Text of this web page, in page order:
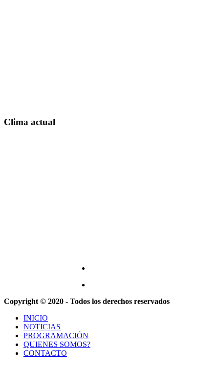
Clima actual
Copyright © 2020 - Todos los derechos reservados
INICIO
NOTICIAS
PROGRAMACIÓN
QUIENES SOMOS?
CONTACTO